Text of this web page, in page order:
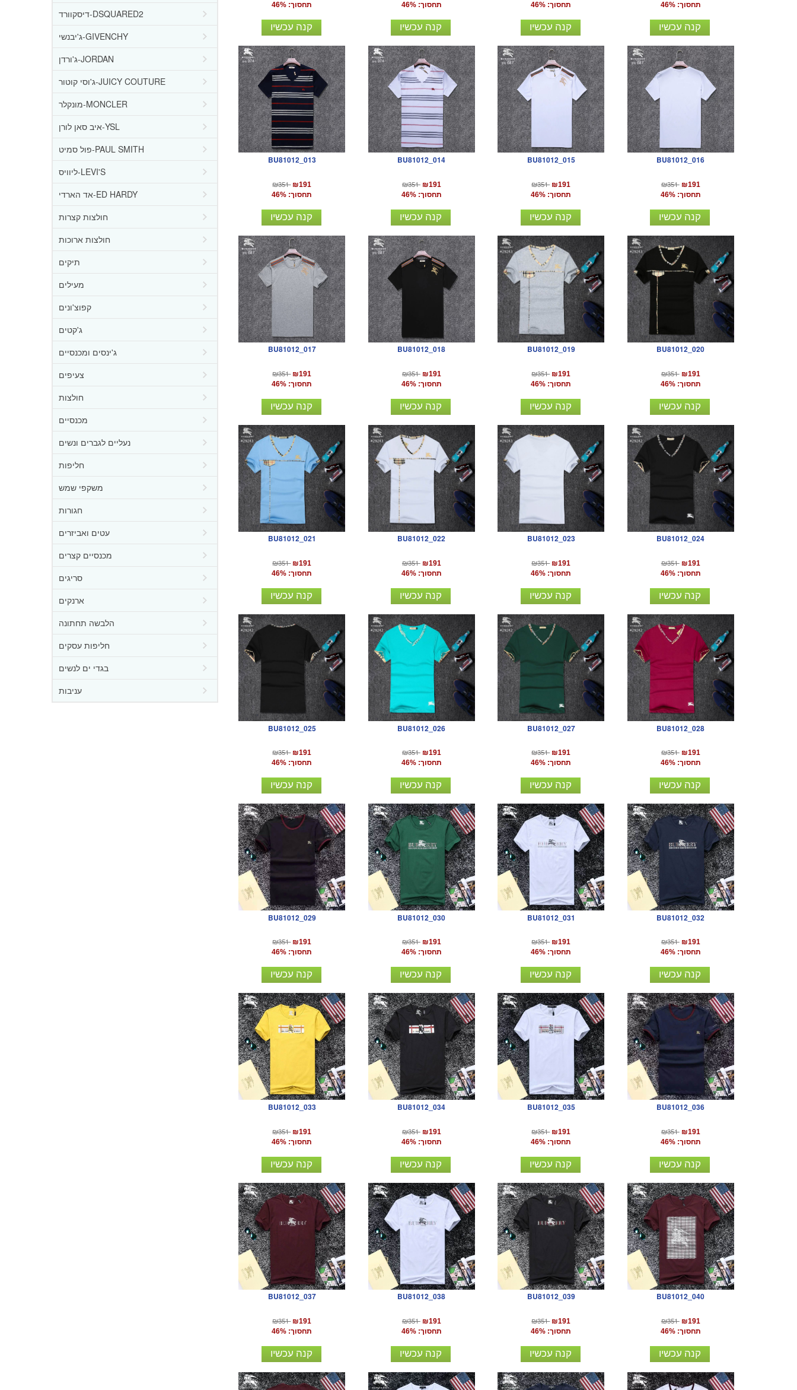
דיסקוורד-DSQUARED2
ג'יבנשי-GIVENCHY
ג'ורדן-JORDAN
ג'וסי קוטור-JUICY COUTURE
מונקלר-MONCLER
איב סאן לורן-YSL
פול סמיט-PAUL SMITH
ליוויס-LEVI'S
אד הארדי-ED HARDY
חולצות קצרות
חולצות ארוכות
תיקים
מעילים
קפוצ'ונים
ג'קטים
ג'ינסים ומכנסיים
צעיפים
חולצות
מכנסיים
נעליים לגברים ונשים
חליפות
משקפי שמש
חגורות
עטים ואביזרים
מכנסיים קצרים
סריגים
ארנקים
הלבשה תחתונה
חליפות עסקים
בגדי ים לנשים
עניבות
תחסוך: 46%
קנה עכשיו
תחסוך: 46%
קנה עכשיו
תחסוך: 46%
קנה עכשיו
תחסוך: 46%
קנה עכשיו
BU81012_013
₪351 ₪191
תחסוך: 46%
קנה עכשיו
BU81012_014
₪351 ₪191
תחסוך: 46%
קנה עכשיו
BU81012_015
₪351 ₪191
תחסוך: 46%
קנה עכשיו
BU81012_016
₪351 ₪191
תחסוך: 46%
קנה עכשיו
BU81012_017
₪351 ₪191
תחסוך: 46%
קנה עכשיו
BU81012_018
₪351 ₪191
תחסוך: 46%
קנה עכשיו
BU81012_019
₪351 ₪191
תחסוך: 46%
קנה עכשיו
BU81012_020
₪351 ₪191
תחסוך: 46%
קנה עכשיו
BU81012_021
₪351 ₪191
תחסוך: 46%
קנה עכשיו
BU81012_022
₪351 ₪191
תחסוך: 46%
קנה עכשיו
BU81012_023
₪351 ₪191
תחסוך: 46%
קנה עכשיו
BU81012_024
₪351 ₪191
תחסוך: 46%
קנה עכשיו
BU81012_025
₪351 ₪191
תחסוך: 46%
קנה עכשיו
BU81012_026
₪351 ₪191
תחסוך: 46%
קנה עכשיו
BU81012_027
₪351 ₪191
תחסוך: 46%
קנה עכשיו
BU81012_028
₪351 ₪191
תחסוך: 46%
קנה עכשיו
BU81012_029
₪351 ₪191
תחסוך: 46%
קנה עכשיו
BU81012_030
₪351 ₪191
תחסוך: 46%
קנה עכשיו
BU81012_031
₪351 ₪191
תחסוך: 46%
קנה עכשיו
BU81012_032
₪351 ₪191
תחסוך: 46%
קנה עכשיו
BU81012_033
₪351 ₪191
תחסוך: 46%
קנה עכשיו
BU81012_034
₪351 ₪191
תחסוך: 46%
קנה עכשיו
BU81012_035
₪351 ₪191
תחסוך: 46%
קנה עכשיו
BU81012_036
₪351 ₪191
תחסוך: 46%
קנה עכשיו
BU81012_037
₪351 ₪191
תחסוך: 46%
קנה עכשיו
BU81012_038
₪351 ₪191
תחסוך: 46%
קנה עכשיו
BU81012_039
₪351 ₪191
תחסוך: 46%
קנה עכשיו
BU81012_040
₪351 ₪191
תחסוך: 46%
קנה עכשיו